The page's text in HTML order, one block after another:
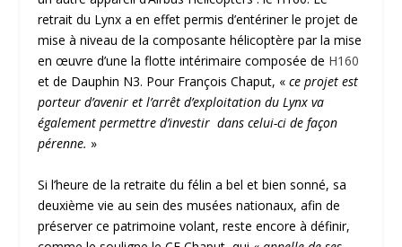
retrait du Lynx a en effet permis d’entériner le projet de
mise à niveau de la composante hélicoptère par la mise
en œuvre d’une la flotte intérimaire composée de H160
et de Dauphin N3. Pour François Chaput, «ce projet est
porteur d’avenir et l’arrêt d’exploitation du Lynx va
également permettre d’investir dans celui-ci de façon
pérenne. »
Si l’heure de la retraite du félin a bel et bien sonné, sa
deuxième vie au sein des musées nationaux, afin de
préserver ce patrimoine volant, reste encore à définir,